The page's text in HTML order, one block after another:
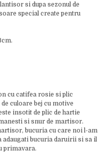
si dupa sezonul de
special create pentru
cu catifea rosie si plic
culoare bej cu motive
insotit de plic de hartie
si snur de martisor.
bucuria cu care noi l-am
adaugati bucuria daruirii si sa il
primavara.